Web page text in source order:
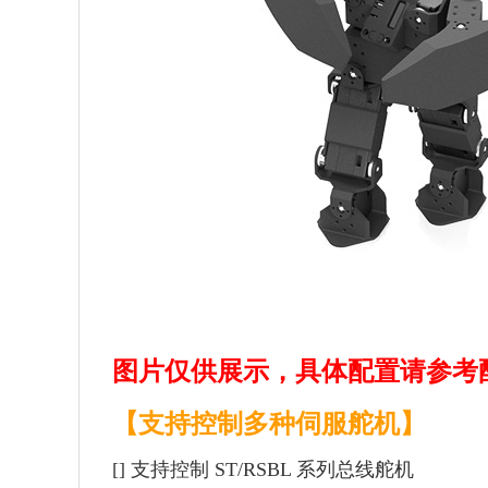
图片仅供展示，具体配置请参考
【支持控制多种伺服舵机】
[] 支持控制 ST/RSBL 系列总线舵机